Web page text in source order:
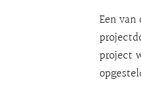
Een
project